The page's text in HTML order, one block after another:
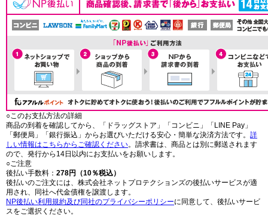
○このお支払方法の詳細
商品の到着を確認してから、「ドラッグストア」「コンビニ」「LINE Pay」
「郵便局」「銀行振込」からお選びいただける安心・簡単な決済方法です。 詳
しい情報はこちらからご確認ください。請求書は、商品とは別に郵送されます
ので、発行から14日以内にお支払いをお願いします。
○ご注意
後払い手数料： 278円（10％税込）
後払いのご注文には、株式会社ネットプロテクションズの後払いサービスが適
用され、同社へ代金債権を譲渡します。
NP後払い利用規約及び同社のプライバシーポリシーに同意して、後払いサービ
スをご選択ください。